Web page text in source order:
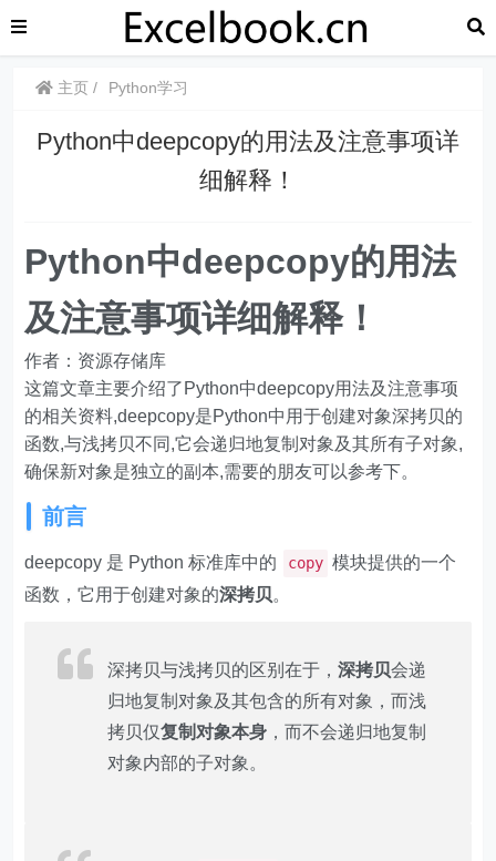
主页 Python学习
Python中deepcopy的用法及注意事项详
细解释！
Python中deepcopy的用法
及注意事项详细解释！
作者：资源存储库
这篇文章主要介绍了Python中deepcopy用法及注意事项
的相关资料,deepcopy是Python中用于创建对象深拷贝的
函数,与浅拷贝不同,它会递归地复制对象及其所有子对象,
确保新对象是独立的副本,需要的朋友可以参考下。
前言
deepcopy 是 Python 标准库中的 copy 模块提供的一个
函数，它用于创建对象的深拷贝。
深拷贝与浅拷贝的区别在于，深拷贝会递
归地复制对象及其包含的所有对象，而浅
拷贝仅复制对象本身 ，而不会递归地复制
对象内部的子对象。